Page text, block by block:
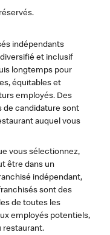
indépendants
et inclusif
longtemps pour
équitables et
employés. Des
de candidature sont
auquel vous
vous sélectionnez,
être dans un
indépendant,
sont des
de toutes les
employés potentiels,
restaurant.